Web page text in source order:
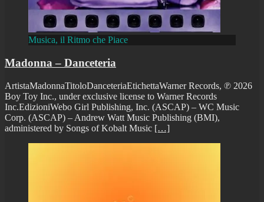
Musica, il Ritmo che Piace
Madonna – Danceteria
ArtistaMadonnaTitoloDanceteriaEtichettaWarner Records, ℗ 2026
Boy Toy Inc., under exclusive license to Warner Records
Inc.EdizioniWebo Girl Publishing, Inc. (ASCAP) – WC Music
Corp. (ASCAP) – Andrew Watt Music Publishing (BMI),
administered by Songs of Kobalt Music […]